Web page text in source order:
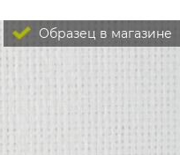
Образец в магазине